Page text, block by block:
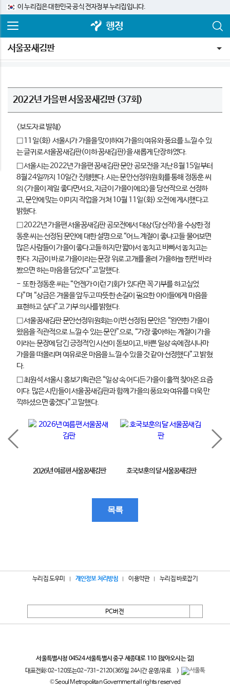
이 누리집은 대한민국 공식 전자정부 누리집입니다.
행정
서울꿈새김판
2022년 가을편 서울꿈새김판 (37회)
<보도자료 발췌>
□ 11일(화) 서울시가 가을을 맞이하여 가을의 여유와 풍요를 느낄 수 있
는 글귀로 서울꿈새김판(이하 꿈새김판)을 새롭게 단장하였다.
□ 서울시는 2022년 가을편 꿈새김판 문안 공모전을 지난 8월 15일부터
8월 24일까지 10일간 진행했다. 시는 문안선정위원회를 통해 정동훈 씨
의 <가을이 제일 좋다면서요, 지금이 가을이에요>을 당선작으로 선정하
고, 문안에 맞는 이미지 작업을 거쳐 10월 11일(화) 오전에 게시했다고
밝혔다.
□ 2022년 가을편 서울꿈새김판 공모전에서 대상(당선작)을 수상한 정
동훈 씨는 선정된 문안에 대한 설명으로 “어느 계절이 좋냐고들 물어보면
많은 사람들이 가을이 좋다고들 하지만 짧아서 놓치고 바빠서 놓치고는
한다. 지금이 바로 가을이라는 문장 위로 고개를 올려 가을하늘 한번 바라
봤으면 하는 마음을 담았다”고 말했다.
- 또한 정동훈 씨는 “언젠가 이런 기회가 있다면 꼭 기부를 하고싶었
다”며 “상금은 겨울을 앞두고 따뜻한 손길이 필요한 아이들에게 마음을
표현하고 싶다”고 기부 의사를 밝혔다.
□ 서울꿈새김판 문안선정위원회는 이번 선정된 문안은 “완연한 가을이
왔음을 직관적으로 느낄 수 있는 문안”으로, “가장 좋아하는 계절이 가을
이라는 문장에 담긴 긍정적인 시선이 돋보이고, 바쁜 일상 속에잠시나마
가을을 떠올리며 여유로운 마음을 느낄 수 있을 것 같아 선정했다”고 밝혔
다.
□ 최원석 서울시 홍보기획관은 “일상 속 어디든 가을이 훌쩍 찾아온 요즘
이다. 많은 시민들이 서울꿈새김판과 함께 가을의 풍요와 여유를 더욱 만
끽하셨으면 좋겠다”고 말했다.
2026년 여름편 서울꿈새김판 호국보훈의 달 서울꿈새김판
목록
누리집 도우미 개인정보 처리방침 이용약관 누리집 바로잡기
PC버전
서울특별시청 04524 서울특별시 중구 세종대로 110 [찾아오시는 길]
대표전화:02-120또는02-731-2120(365일 24시간 운영/유료
)
© Seoul Metropolitan Government all rights reserved